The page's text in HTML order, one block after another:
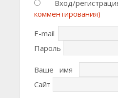
Вход/
комментирования)
E-mail
Пароль
Ваше имя
Сайт